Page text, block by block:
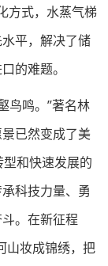
方式，水蒸气梯
平，解决了储
的难题。
鸟鸣。”著名林
已然变成了美
和快速发展的
科技力量、勇
。在新征程
山妆成锦绣，把